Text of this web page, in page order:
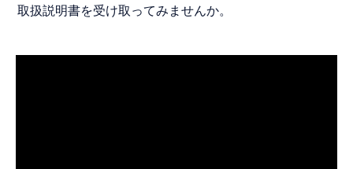
取扱説明書を受け取ってみませんか。